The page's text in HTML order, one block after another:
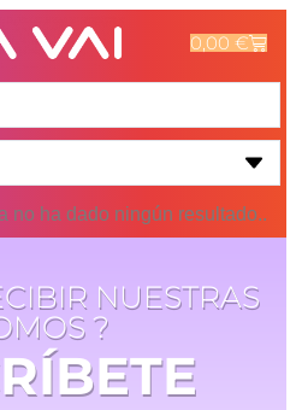
0,00€
no ha dado ningún resultado..
NUESTRAS
?